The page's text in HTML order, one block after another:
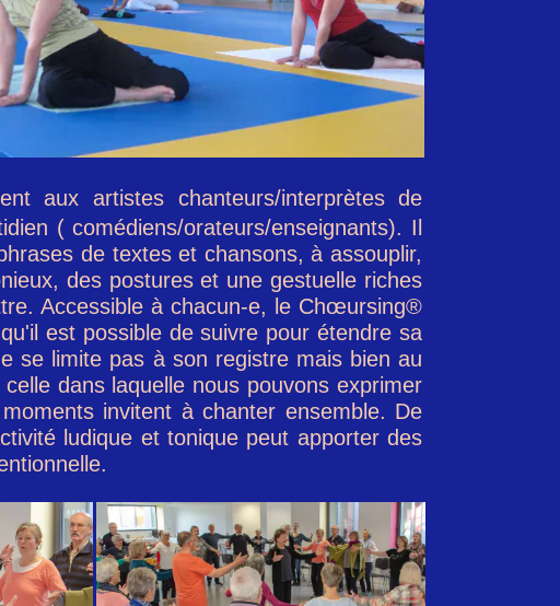
aux artistes chanteurs/interprètes de
( comédiens/orateurs/enseignants). Il
de textes et chansons, à assouplir,
des postures et une gestuelle riches
Accessible à chacun-e, le Chœursing®
est possible de suivre pour étendre sa
se limite pas à son registre mais bien au
dans laquelle nous pouvons exprimer
invitent à chanter ensemble. De
ludique et tonique peut apporter des